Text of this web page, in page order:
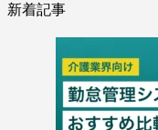
新着記事